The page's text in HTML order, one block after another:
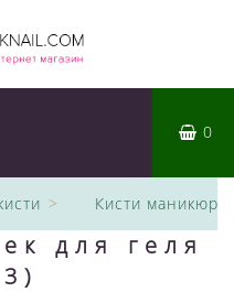
0
Кисти
для геля